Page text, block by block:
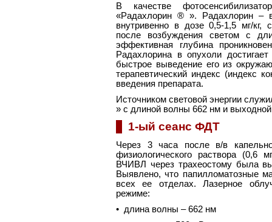
В качестве
«Радахлорин ® ». Радахлорин –
внутривенно в дозе 0,5-1,5 мг/кг,
после возбуждения светом с
эффективная глубина
Радахлорина в опухоли
быстрое выведение его из
терапевтический индекс (индекс
введения препарата.
Источником световой энергии
» с длиной волны 662 нм и
1-ый сеанс ФДТ
Через 3 часа после в/в
физиологического раствора (0,6
ВЧИВЛ через трахеостому была
Выявлено, что папилломатозные
всех ее отделах. Лазерное
режиме:
• длина волны – 662 нм